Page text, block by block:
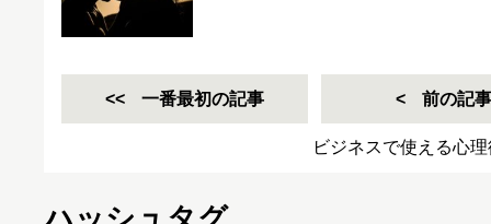
一番最初の記事 前の記事
ビジネスで使える心